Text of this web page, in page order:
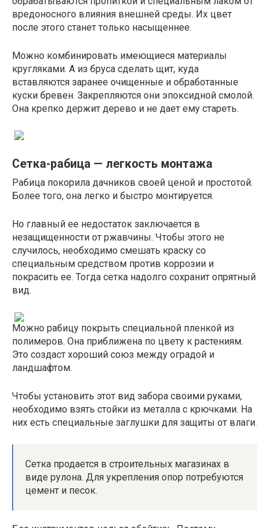
вредоносного влияния внешней среды. Их цвет
после этого станет только насыщеннее.
Можно комбинировать имеющиеся материалы
кругляками. А из бруса сделать щит, куда
вставляются заранее очищенные и обработанные
куски бревен. Закрепляются они эпоксидной смолой.
Она крепко держит дерево и не дает ему стареть.
Сетка-рабица — легкость монтажа
Рабица покорила дачников своей ценой и простотой.
Более того, она легко и быстро монтируется.
Но главный ее недостаток заключается в
незащищенности от ржавчины. Чтобы этого не
случилось, необходимо смешать краску со
специальным средством против коррозии и
покрасить ее. Тогда сетка надолго сохранит опрятный
вид.
Можно рабицу покрыть специальной пленкой из
полимеров. Она приближена по цвету к растениям.
Это создаст хороший союз между оградой и
ландшафтом.
Чтобы установить этот вид забора своими руками,
необходимо взять стойки из металла с крючками. На
них есть специальные заглушки для защиты от влаги.
Сетка продается в строительных магазинах в
виде рулона. Для укрепления опор потребуются
цемент и песок.